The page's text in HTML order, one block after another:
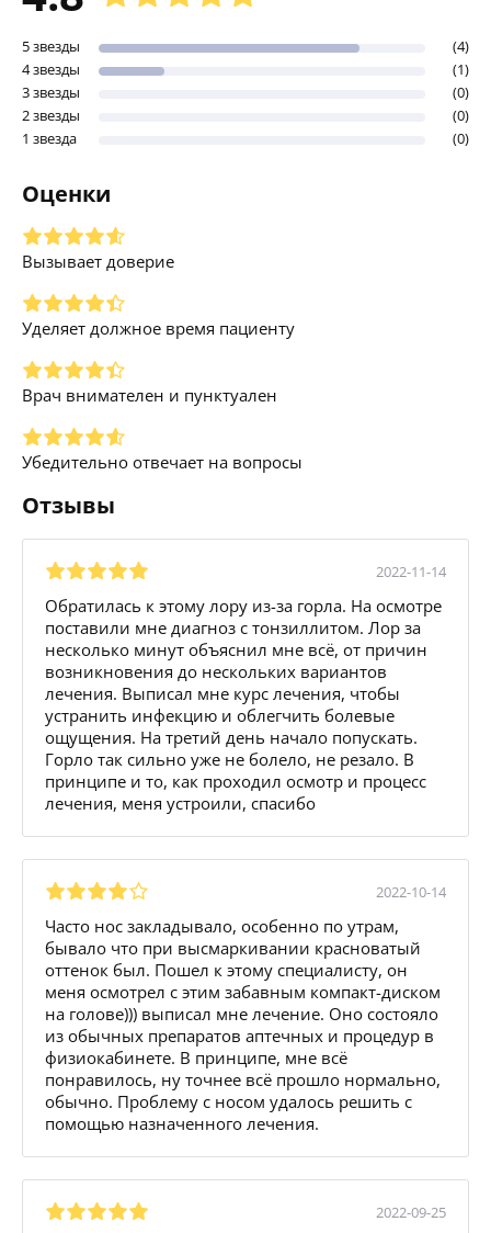
5 звезды
(4)
4 звезды
(1)
3 звезды
(0)
2 звезды
(0)
1 звезда
(0)
Оценки
Вызывает доверие
Уделяет должное время пациенту
Врач внимателен и пунктуален
Убедительно отвечает на вопросы
Отзывы
2022-11-14
Обратилась к этому лору из-за горла. На осмотре
поставили мне диагноз с тонзиллитом. Лор за
несколько минут объяснил мне всё, от причин
возникновения до нескольких вариантов
лечения. Выписал мне курс лечения, чтобы
устранить инфекцию и облегчить болевые
ощущения. На третий день начало попускать.
Горло так сильно уже не болело, не резало. В
принципе и то, как проходил осмотр и процесс
лечения, меня устроили, спасибо
2022-10-14
Часто нос закладывало, особенно по утрам,
бывало что при высмаркивании красноватый
оттенок был. Пошел к этому специалисту, он
меня осмотрел с этим забавным компакт-диском
на голове))) выписал мне лечение. Оно состояло
из обычных препаратов аптечных и процедур в
физиокабинете. В принципе, мне всё
понравилось, ну точнее всё прошло нормально,
обычно. Проблему с носом удалось решить с
помощью назначенного лечения.
2022-09-25